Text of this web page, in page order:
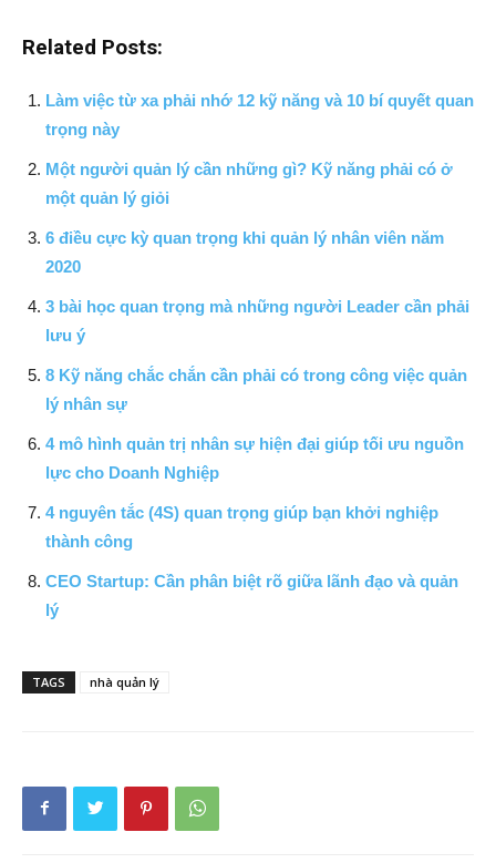
Related Posts:
Làm việc từ xa phải nhớ 12 kỹ năng và 10 bí quyết quan
trọng này
Một người quản lý cần những gì? Kỹ năng phải có ở
một quản lý giỏi
6 điều cực kỳ quan trọng khi quản lý nhân viên năm
2020
3 bài học quan trọng mà những người Leader cần phải
lưu ý
8 Kỹ năng chắc chắn cần phải có trong công việc quản
lý nhân sự
4 mô hình quản trị nhân sự hiện đại giúp tối ưu nguồn
lực cho Doanh Nghiệp
4 nguyên tắc (4S) quan trọng giúp bạn khởi nghiệp
thành công
CEO Startup: Cần phân biệt rõ giữa lãnh đạo và quản
lý
TAGS nhà quản lý